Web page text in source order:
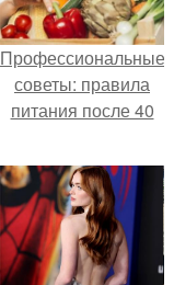
Профессиональные
советы: правила
питания после 40